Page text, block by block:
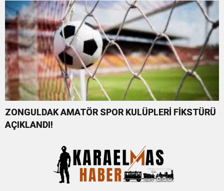
ZONGULDAK AMATÖR SPOR KULÜPLERİ FİKSTÜRÜ
AÇIKLANDI!